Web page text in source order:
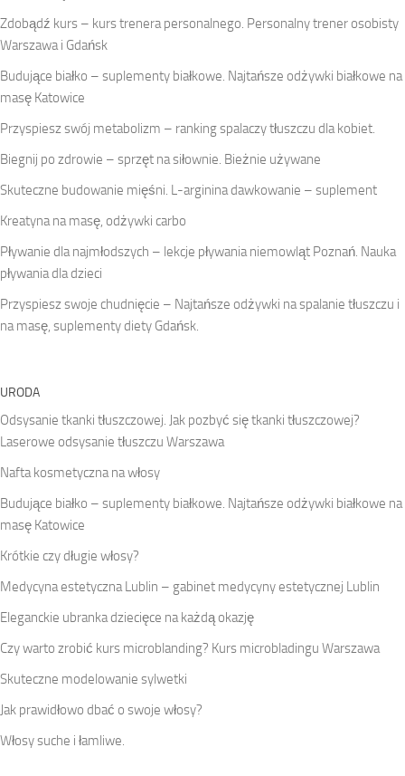
Zdobądź kurs – kurs trenera personalnego. Personalny trener osobisty
Warszawa i Gdańsk
Budujące białko – suplementy białkowe. Najtańsze odżywki białkowe na
masę Katowice
Przyspiesz swój metabolizm – ranking spalaczy tłuszczu dla kobiet.
Biegnij po zdrowie – sprzęt na siłownie. Bieżnie używane
Skuteczne budowanie mięśni. L-arginina dawkowanie – suplement
Kreatyna na masę, odżywki carbo
Pływanie dla najmłodszych – lekcje pływania niemowląt Poznań. Nauka
pływania dla dzieci
Przyspiesz swoje chudnięcie – Najtańsze odżywki na spalanie tłuszczu i
na masę, suplementy diety Gdańsk.
URODA
Odsysanie tkanki tłuszczowej. Jak pozbyć się tkanki tłuszczowej?
Laserowe odsysanie tłuszczu Warszawa
Nafta kosmetyczna na włosy
Budujące białko – suplementy białkowe. Najtańsze odżywki białkowe na
masę Katowice
Krótkie czy długie włosy?
Medycyna estetyczna Lublin – gabinet medycyny estetycznej Lublin
Eleganckie ubranka dziecięce na każdą okazję
Czy warto zrobić kurs microblanding? Kurs microbladingu Warszawa
Skuteczne modelowanie sylwetki
Jak prawidłowo dbać o swoje włosy?
Włosy suche i łamliwe.